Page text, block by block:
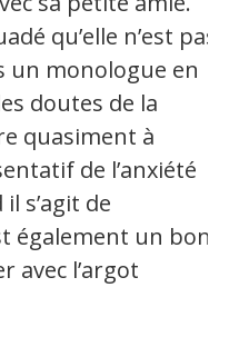
qu’elle n’est pas
un monologue en
doutes de la
quasiment à
de l’anxiété
s’agit de
également un bon
avec l’argot